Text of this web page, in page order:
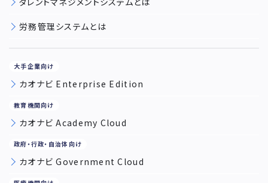
労務管理システムとは
カオナビ Enterprise Edition
カオナビ Academy Cloud
カオナビ Government Cloud